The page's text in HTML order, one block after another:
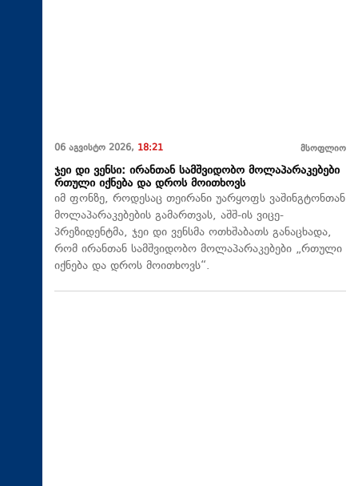
06 აგვისტო 2026, 18:21 მსოფლიო
ჯეი დი ვენსი: ირანთან სამშვიდობო მოლაპარაკებები
რთული იქნება და დროს მოითხოვს
იმ ფონზე, როდესაც თეირანი უარყოფს ვაშინგტონთან
მოლაპარაკებების გამართვას, აშშ-ის ვიცე-
პრეზიდენტმა, ჯეი დი ვენსმა ოთხშაბათს განაცხადა,
რომ ირანთან სამშვიდობო მოლაპარაკებები „რთული
იქნება და დროს მოითხოვს“.